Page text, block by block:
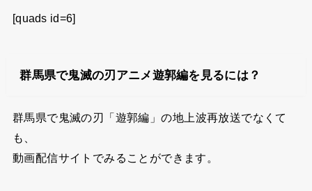
[quads id=6]
群馬県で鬼滅の刃アニメ遊郭編を見るには？
群馬県で鬼滅の刃「遊郭編」の地上波再放送でなくて
も、
動画配信サイトでみることができます。